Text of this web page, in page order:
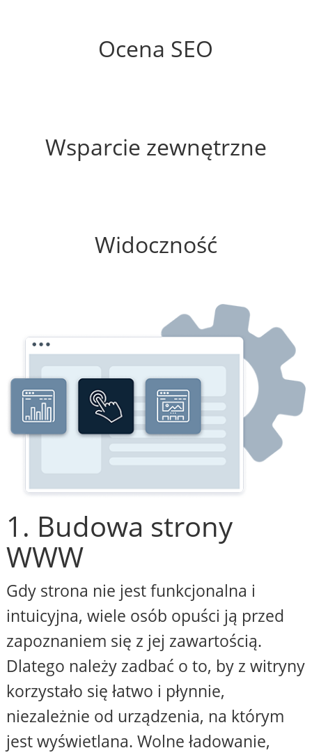
Ocena SEO
Wsparcie zewnętrzne
Widoczność
1. Budowa strony
WWW
Gdy strona nie jest funkcjonalna i
intuicyjna, wiele osób opuści ją przed
zapoznaniem się z jej zawartością.
Dlatego należy zadbać o to, by z witryny
korzystało się łatwo i płynnie,
niezależnie od urządzenia, na którym
jest wyświetlana. Wolne ładowanie,